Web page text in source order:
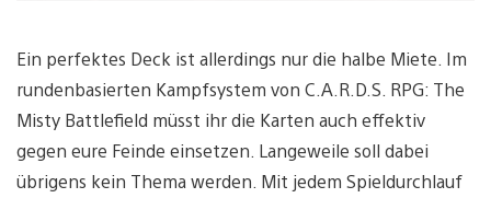
Ein perfektes Deck ist allerdings nur die halbe Miete. Im
rundenbasierten Kampfsystem von C.A.R.D.S. RPG: The
Misty Battlefield müsst ihr die Karten auch effektiv
gegen eure Feinde einsetzen. Langeweile soll dabei
übrigens kein Thema werden. Mit jedem Spieldurchlauf